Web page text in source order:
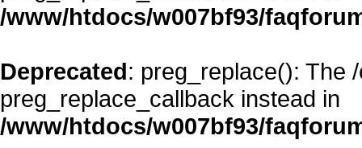
/www/htdocs/w007bf93/
Deprecated: preg_replace(): The
preg_replace_callback instead in
/www/htdocs/w007bf93/